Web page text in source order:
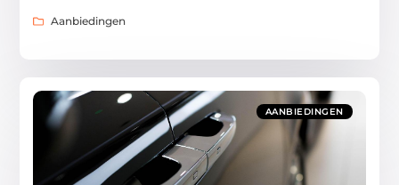
Aanbiedingen
AANBIEDINGEN